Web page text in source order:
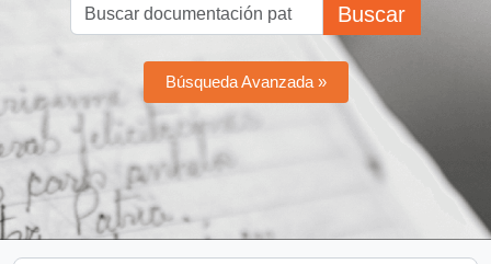
Buscar
Búsqueda Avanzada »